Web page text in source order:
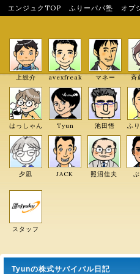
エンジュクTOP ふりーパパ塾 オプ
上総介 avexfreak マネー 斉
はっしゃん Tyun 池田悟 ふ
夕凪 JACK 照沼佳夫
スタッフ
Tyunの株式サバイバル日記